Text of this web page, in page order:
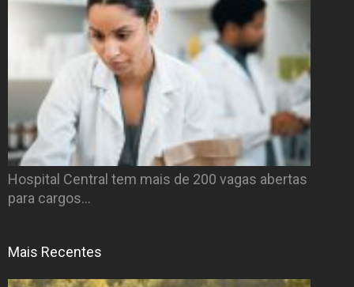
Hospital Central tem mais de 200 vagas abertas
para cargos…
Mais Recentes